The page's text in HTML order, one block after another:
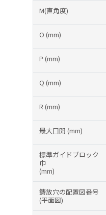
M(直角度)
O (mm)
P (mm)
Q (mm)
R (mm)
最大口開 (mm)
標準ガイドブロック
巾
(mm)
鋳放穴の配置図番号
(平面図)